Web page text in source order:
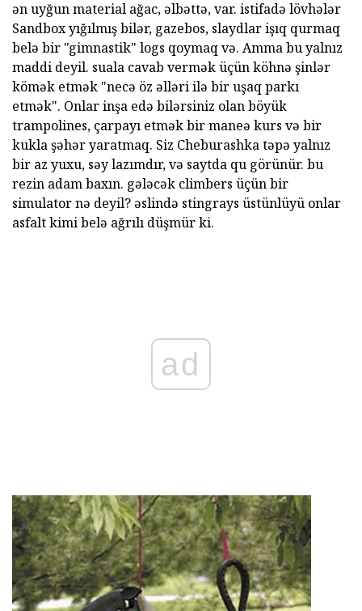
ən uyğun material ağac, əlbəttə, var. istifadə lövhələr
Sandbox yığılmış bilər, gazebos, slaydlar işıq qurmaq
belə bir "gimnastik" logs qoymaq və. Amma bu yalnız
maddi deyil. suala cavab vermək üçün köhnə şinlər
kömək etmək "necə öz əlləri ilə bir uşaq parkı
etmək". Onlar inşa edə bilərsiniz olan böyük
trampolines, çarpayı etmək bir maneə kurs və bir
kukla şəhər yaratmaq. Siz Cheburashka təpə yalnız
bir az yuxu, səy lazımdır, və saytda qu görünür. bu
rezin adam baxın. gələcək climbers üçün bir
simulator nə deyil? əslində stingrays üstünlüyü onlar
asfalt kimi belə ağrılı düşmür ki.
ad